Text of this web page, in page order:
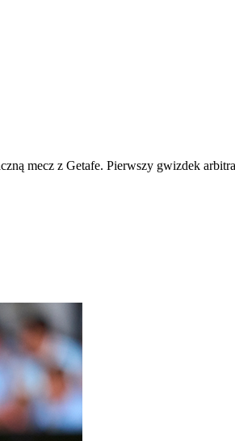
mecz z Getafe. Pierwszy gwizdek